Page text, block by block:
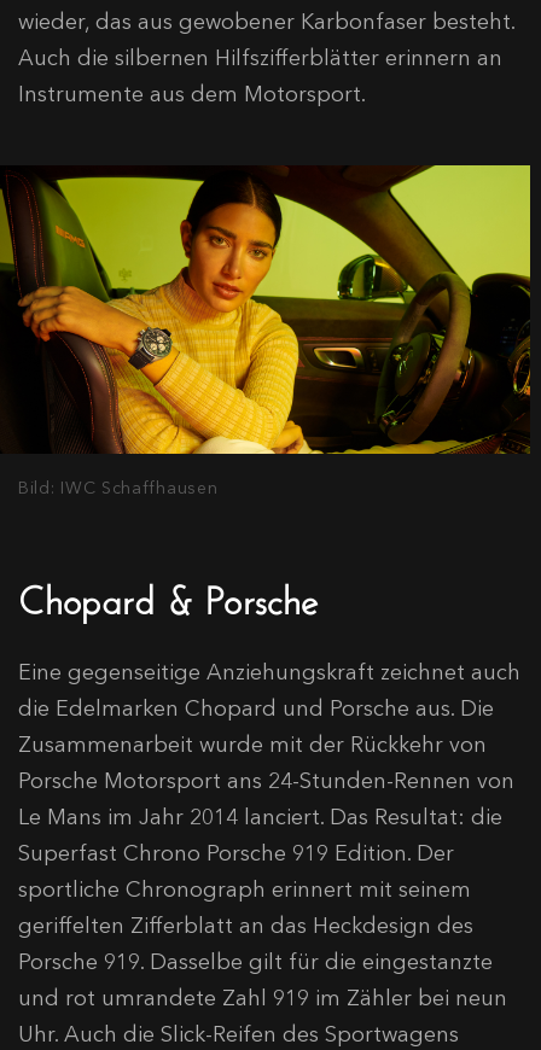
wieder, das aus gewobener Karbonfaser besteht.
Auch die silbernen Hilfszifferblätter erinnern an
Instrumente aus dem Motorsport.
Bild: IWC Schaffhausen
Chopard & Porsche
Eine gegenseitige Anziehungskraft zeichnet auch
die Edelmarken Chopard und Porsche aus. Die
Zusammenarbeit wurde mit der Rückkehr von
Porsche Motorsport ans 24-Stunden-Rennen von
Le Mans im Jahr 2014 lanciert. Das Resultat: die
Superfast Chrono Porsche 919 Edition. Der
sportliche Chronograph erinnert mit seinem
geriffelten Zifferblatt an das Heckdesign des
Porsche 919. Dasselbe gilt für die eingestanzte
und rot umrandete Zahl 919 im Zähler bei neun
Uhr. Auch die Slick-Reifen des Sportwagens